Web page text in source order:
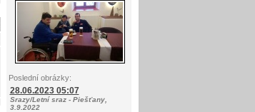
Poslední obrázky:
28.06.2023 05:07
Srazy/Letní sraz - Piešťany,
3.9.2022